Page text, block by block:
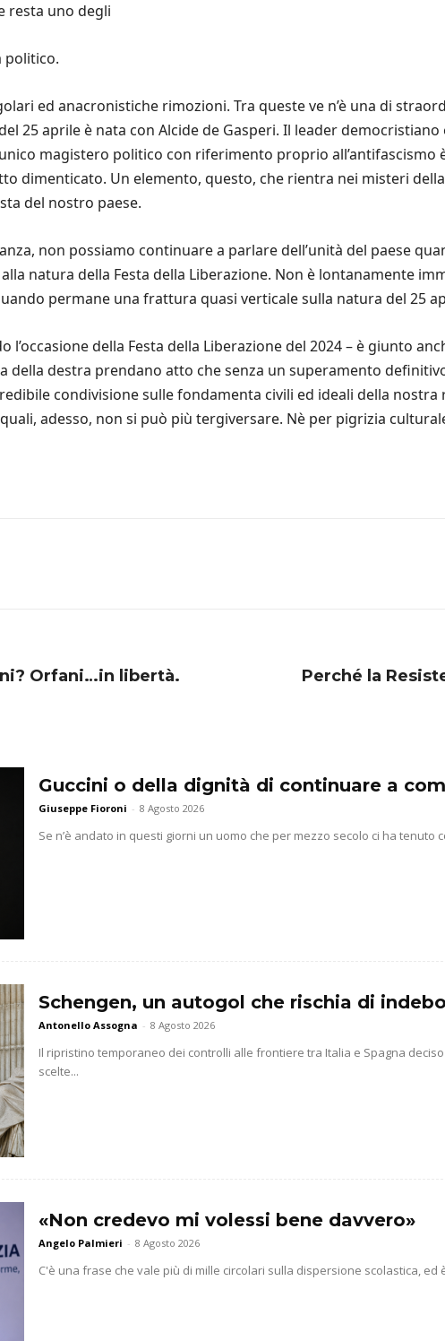
resta uno degli
politico.
ed anacronistiche rimozioni. Tra queste ve n’è una di
25 aprile è nata con Alcide de Gasperi. Il leader
magistero politico con riferimento proprio all’antifascismo
dimenticato. Un elemento, questo, che rientra nei misteri
del nostro paese.
non possiamo continuare a parlare dell’unità del paese
natura della Festa della Liberazione. Non è lontanamente
permane una frattura quasi verticale sulla natura del 25
l’occasione della Festa della Liberazione del 2024 – è giunto
della destra prendano atto che senza un superamento
condivisione sulle fondamenta civili ed ideali della nostra
adesso, non si può più tergiversare. Nè per pigrizia
Orfani…in libertà.
Perché la
Guccini o della dignità di continuare a
Giuseppe Fioroni - 8 Agosto 2026
Se n’è andato in questi giorni un uomo che per mezzo secolo ci ha tenuto
Schengen, un autogol che rischia di
Antonello Assogna - 8 Agosto 2026
Il ripristino temporaneo dei controlli alle frontiere tra Italia e Spagna
scelte...
«Non credevo mi volessi bene davvero»
Angelo Palmieri - 8 Agosto 2026
C'è una frase che vale più di mille circolari sulla dispersione scolastica,